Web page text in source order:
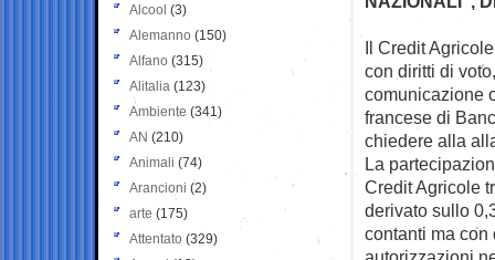
Il Credit
con diritti di
comunicazione
francese di
chiedere alla
La
Credit Agricole
derivato sullo
contanti ma
Alcool (3)
Alemanno (150)
Alfano (315)
Alitalia (123)
Ambiente (341)
AN (210)
Animali (74)
Arancioni (2)
arte (175)
Attentato (329)